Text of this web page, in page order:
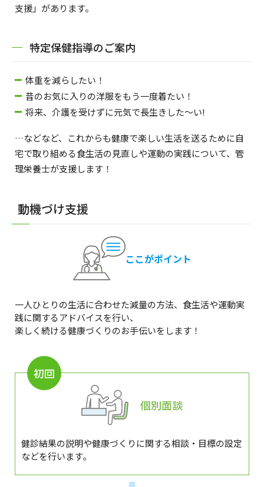
支援」があります。
特定保健指導のご案内
体重を減らしたい！
昔のお気に入りの洋服をもう一度着たい！
将来、介護を受けずに元気で長生きした～い!
…などなど、これからも健康で楽しい生活を送るために自
宅で取り組める食生活の見直しや運動の実践について、管
理栄養士が支援します！
動機づけ支援
ここがポイント
一人ひとりの生活に合わせた減量の方法、食生活や運動実
践に関するアドバイスを行い、
楽しく続ける健康づくりのお手伝いをします！
初回
個別面談
健診結果の説明や健康づくりに関する相談・目標の設定
などを行います。